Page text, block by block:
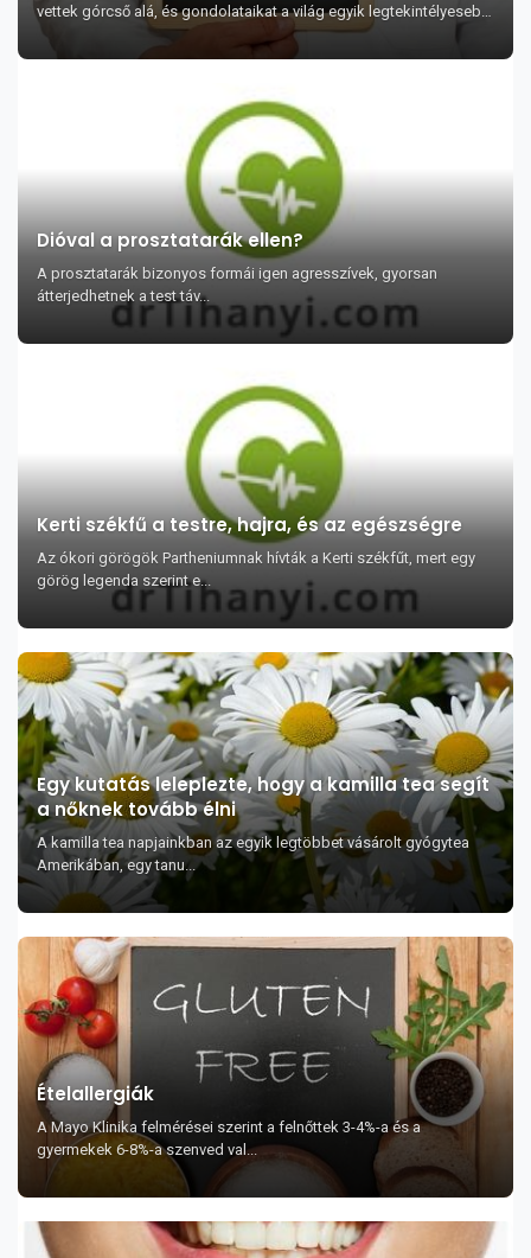
vettek górcső alá, és gondolataikat a világ egyik legtekintélyesebb
cukorbetegséggel foglalkozó f...
Dióval a prosztatarák ellen?
A prosztatarák bizonyos formái igen agresszívek, gyorsan
átterjedhetnek a test táv...
Kerti székfű a testre, hajra, és az egészségre
Az ókori görögök Partheniumnak hívták a Kerti székfűt, mert egy
görög legenda szerint e...
Egy kutatás leleplezte, hogy a kamilla tea segít
a nőknek tovább élni
A kamilla tea napjainkban az egyik legtöbbet vásárolt gyógytea
Amerikában, egy tanu...
Ételallergiák
A Mayo Klinika felmérései szerint a felnőttek 3-4%-a és a
gyermekek 6-8%-a szenved val...